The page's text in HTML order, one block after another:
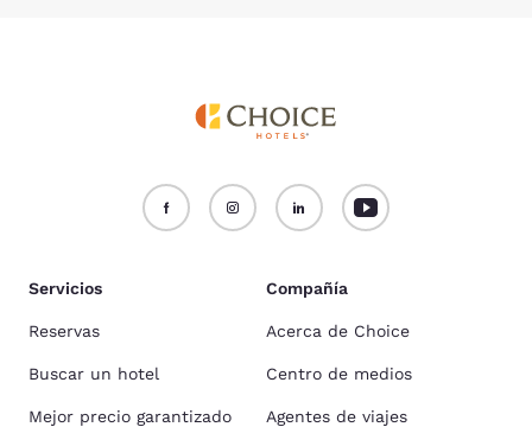
Servicios
Reservas
Buscar un hotel
Mejor precio garantizado
Compañía
Acerca de Choice
Centro de medios
Agentes de viajes